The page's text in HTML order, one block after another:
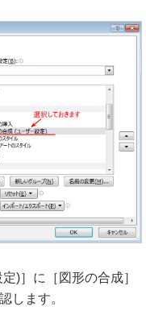
)］に［図形の合成］
します。